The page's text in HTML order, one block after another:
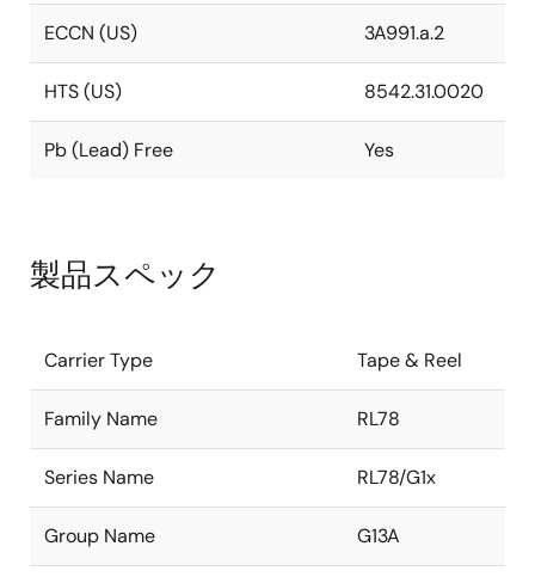
ECCN (US) 3A991.a.2
HTS (US) 8542.31.0020
Pb (Lead) Free Yes
製品スペック
Carrier Type Tape & Reel
Family Name RL78
Series Name RL78/G1x
Group Name G13A